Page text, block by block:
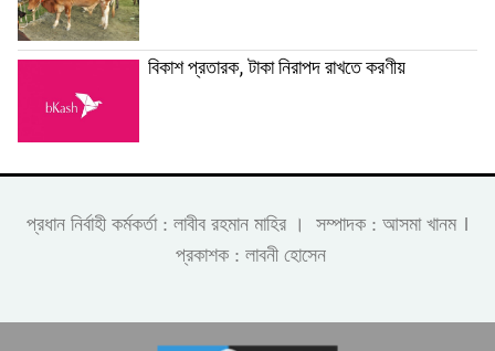
বিকাশ প্রতারক, টাকা নিরাপদ রাখতে করণীয়
প্রধান নির্বাহী কর্মকর্তা : লাবীব রহমান মাহির । সম্পাদক : আসমা খানম ।
প্রকাশক : লাবনী হোসেন